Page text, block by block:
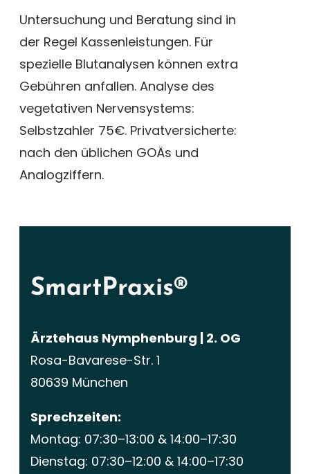
Untersuchung und Beratung sind in
der Regel Kassenleistungen. Für
spezielle Blutanalysen können extra
Gebühren anfallen. Analyse des
vegetativen Nervensystems:
Selbstzahler 75€. Privatversicherte:
nach den üblichen GOÄs und
Analogziffern.
SmartPraxis®
Ärztehaus Nymphenburg | 2. OG
Rosa-Bavarese-Str. 1
80639 München
Sprechzeiten:
Montag: 07:30–13:00 & 14:00–17:30
Dienstag: 07:30–12:00 & 14:00–17:30